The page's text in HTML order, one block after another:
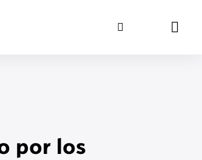
Buscar
por los